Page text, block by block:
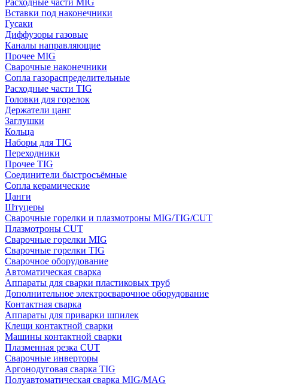
Расходные части MIG
Вставки под наконечники
Гусаки
Диффузоры газовые
Каналы направляющие
Прочее MIG
Сварочные наконечники
Сопла газораспределительные
Расходные части TIG
Головки для горелок
Держатели цанг
Заглушки
Кольца
Наборы для TIG
Переходники
Прочее TIG
Соединители быстросъёмные
Сопла керамические
Цанги
Штуцеры
Сварочные горелки и плазмотроны MIG/TIG/CUT
Плазмотроны CUT
Сварочные горелки MIG
Сварочные горелки TIG
Сварочное оборудование
Автоматическая сварка
Аппараты для сварки пластиковых труб
Дополнительное электросварочное оборудование
Контактная сварка
Аппараты для приварки шпилек
Клещи контактной сварки
Машины контактной сварки
Плазменная резка CUT
Сварочные инверторы
Аргонодуговая сварка TIG
Полуавтоматическая сварка MIG/MAG